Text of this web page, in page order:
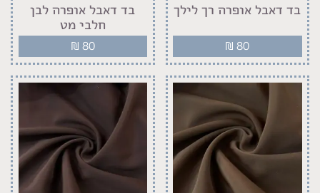
בד דאבל אופרה רך לילך
₪ 80
בד דאבל אופרה לבן
חלבי מט
₪ 80